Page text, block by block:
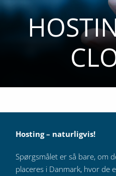
Hosting – naturligvis!
Spørgsmålet er så bare, om
placeres i Danmark, hvor de